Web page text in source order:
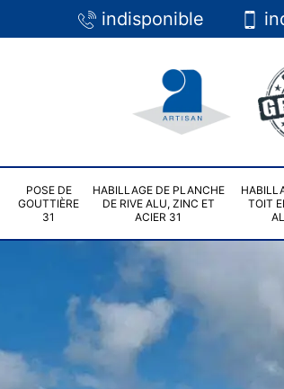
indisponible
POSE DE
GOUTTIÈRE
31
HABILLAGE DE PLANCHE
DE RIVE ALU, ZINC ET
ACIER 31
TOIT